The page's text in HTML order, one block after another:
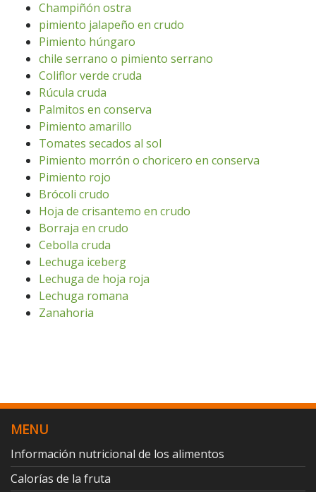
Champiñón ostra
pimiento jalapeño en crudo
Pimiento húngaro
chile serrano o pimiento serrano
Coliflor verde cruda
Rúcula cruda
Palmitos en conserva
Pimiento amarillo
Tomates secados al sol
Pimiento morrón o choricero en conserva
Pimiento rojo
Brócoli crudo
Hoja de crisantemo en crudo
Borraja en crudo
Cebolla cruda
Lechuga iceberg
Lechuga de hoja roja
Lechuga romana
Zanahoria
MENU
Información nutricional de los alimentos
Calorías de la fruta